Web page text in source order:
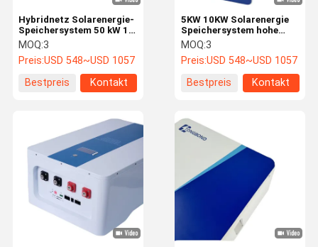
5KW 10KW Solarenergie
Speichersystem hohe
Effizienz Maximierung
der Solarenergie Ernte
MOQ:3
Preis:USD 548~USD 1057
Bestpreis
Kontakt
Hybridnetz Solarenergie-
Speichersystem 50 kW 10
kW Nahtloser Wechsel
zwischen Netz und
Solarenergie
MOQ:3
Preis:USD 548~USD 1057
Bestpreis
Kontakt